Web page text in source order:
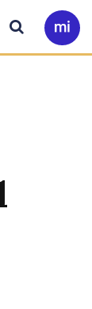
Ir
a
Buscar